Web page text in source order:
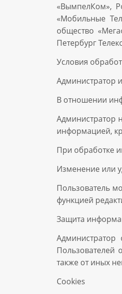
«ВымпелКом»,
«Мобильные
общество
Петербург
Условия
Администратор
В отношении
Администратор
информацией,
При обработке
Изменение или
Пользователь
функцией
Защита
Пользователей
также от иных
Cookies